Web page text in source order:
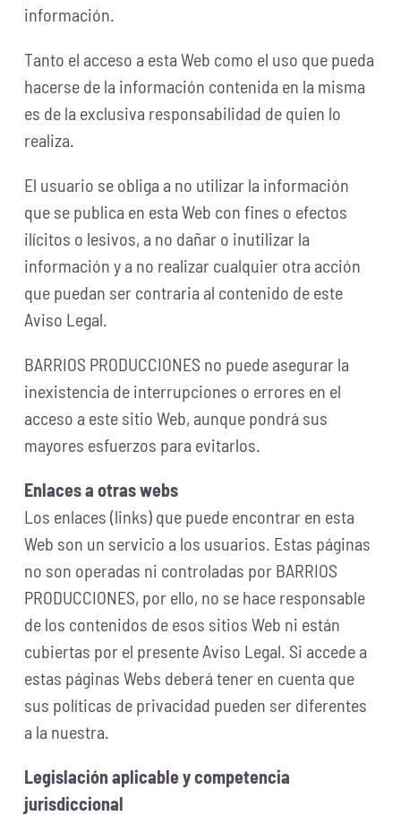
información.
Tanto el acceso a esta Web como el uso que pueda
hacerse de la información contenida en la misma
es de la exclusiva responsabilidad de quien lo
realiza.
El usuario se obliga a no utilizar la información
que se publica en esta Web con fines o efectos
ilícitos o lesivos, a no dañar o inutilizar la
información y a no realizar cualquier otra acción
que puedan ser contraria al contenido de este
Aviso Legal.
BARRIOS PRODUCCIONES no puede asegurar la
inexistencia de interrupciones o errores en el
acceso a este sitio Web, aunque pondrá sus
mayores esfuerzos para evitarlos.
Enlaces a otras webs
Los enlaces (links) que puede encontrar en esta
Web son un servicio a los usuarios. Estas páginas
no son operadas ni controladas por BARRIOS
PRODUCCIONES, por ello, no se hace responsable
de los contenidos de esos sitios Web ni están
cubiertas por el presente Aviso Legal. Si accede a
estas páginas Webs deberá tener en cuenta que
sus políticas de privacidad pueden ser diferentes
a la nuestra.
Legislación aplicable y competencia
jurisdiccional